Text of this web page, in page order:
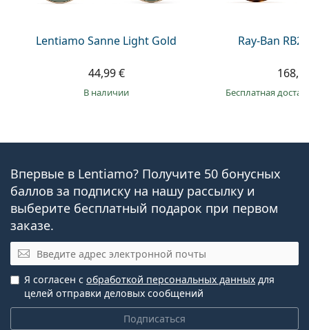
Lentiamo Sanne Light Gold
44,99 €
в наличии
Ray-Ban
Бесплатная
Впервые в Lentiamo? Получите 50 бонусных
баллов за подписку на нашу рассылку и
выберите бесплатный подарок при первом
заказе.
Эл. почта
Подписаться
Я согласен с обработкой персональных данных для
целей отправки деловых сообщений